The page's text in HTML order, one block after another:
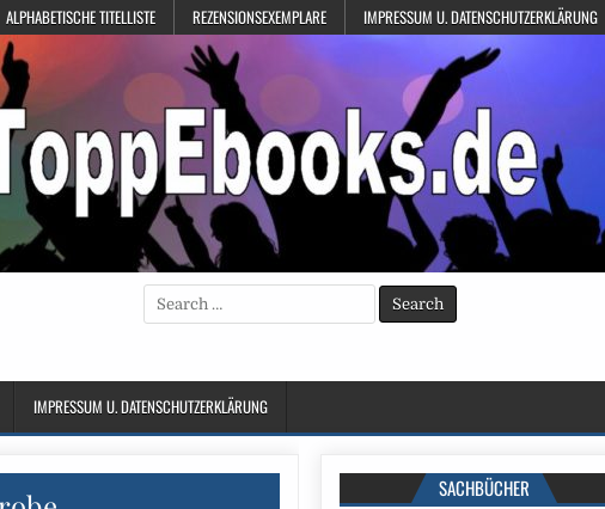
ALPHABETISCHE TITELLISTE REZENSIONSEXEMPLARE IMPRESSUM U. DATENSCHUTZERKLÄRUNG
Search
for:
IMPRESSUM U. DATENSCHUTZERKLÄRUNG
SACHBÜCHER